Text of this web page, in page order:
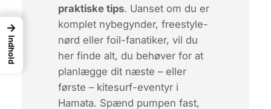
praktiske tips. Uanset om du er
komplet nybegynder, freestyle-
nørd eller foil-fanatiker, vil du
her finde alt, du behøver for at
planlægge dit næste – eller
første – kitesurf-eventyr i
Hamata. Spænd pumpen fast,
→
Indhold